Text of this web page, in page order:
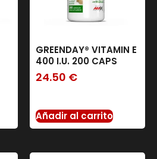
GREENDAY® VITAMIN E
400 I.U. 200 CAPS
24.50 €
Añadir al carrito